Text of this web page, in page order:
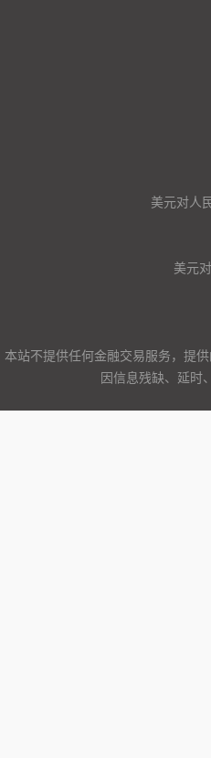
美元对人
美元
本站不提供任何金融交易服务，提
因信息残缺、延时